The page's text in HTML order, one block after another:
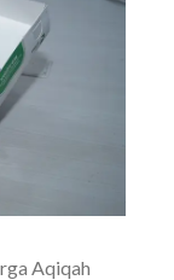
Aqiqah